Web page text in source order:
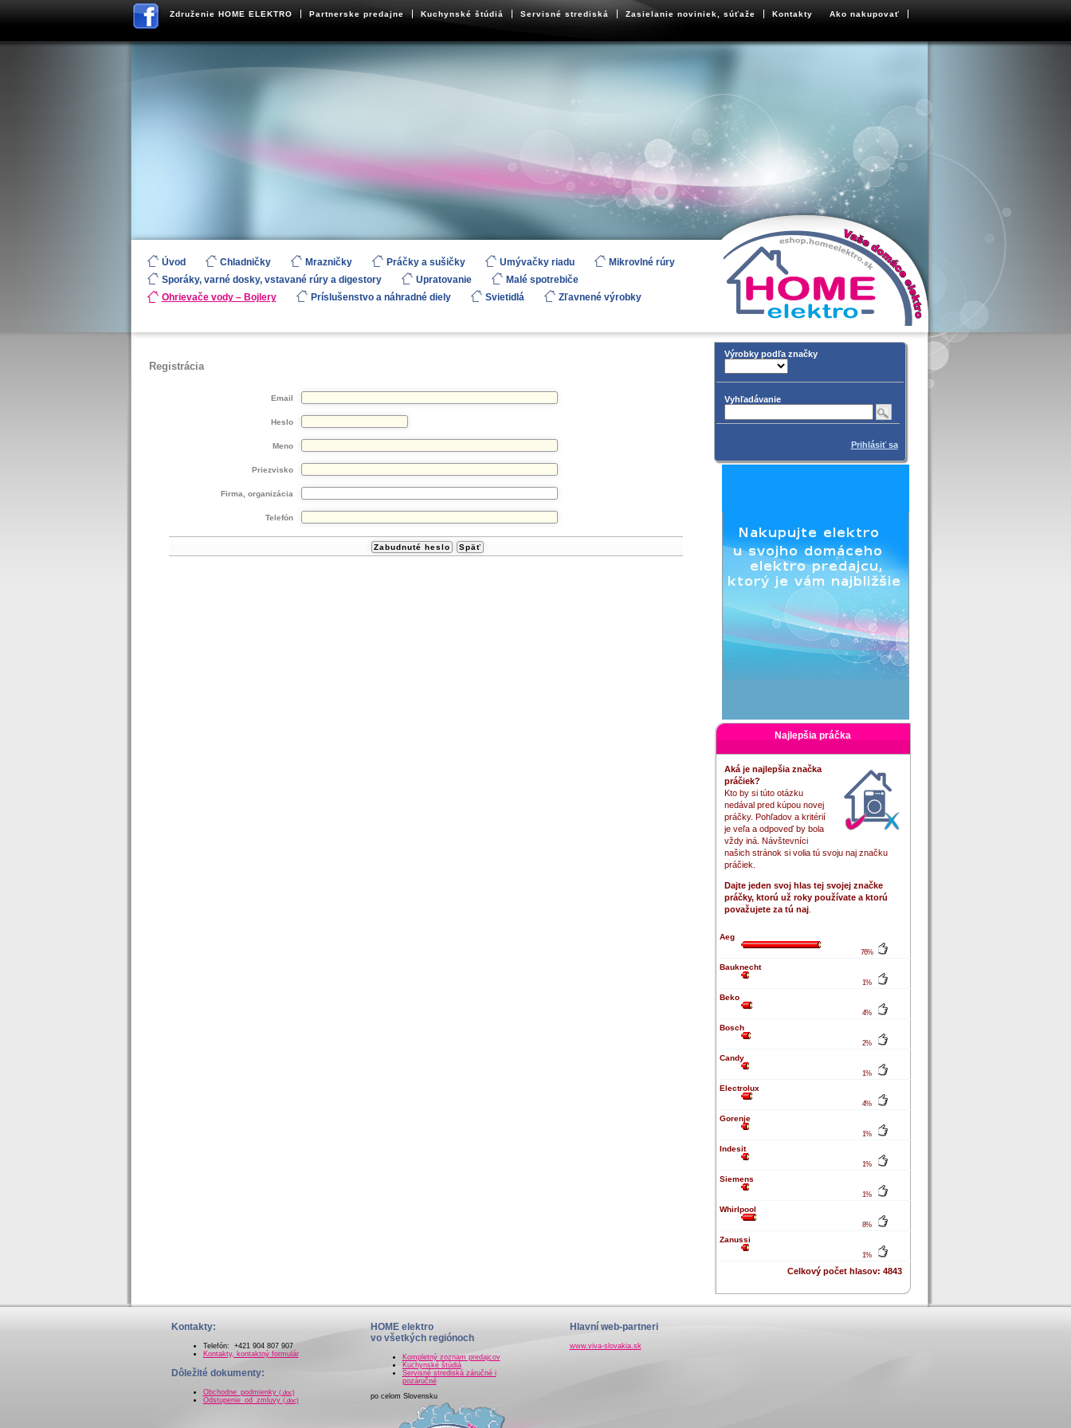
Združenie HOME ELEKTRO Partnerske predajne Kuchynské štúdiá Servisné strediská Zasielanie noviniek, súťaže Kontakty Ako nakupovať
Úvod Chladničky Mrazničky Práčky a sušičky Umývačky riadu
Mikrovlné rúry
Sporáky, varné dosky, vstavané rúry a digestory
Upratovanie
Malé spotrebiče
Ohrievače vody – Bojlery
Príslušenstvo a náhradné diely Svietidlá Zľavnené výrobky
Registrácia
Email
Heslo
Meno
Priezvisko
Firma, organizácia
Telefón
Výrobky podľa značky
Vyhľadávanie
Prihlásiť sa
Najlepšia práčka
Aká je najlepšia značka
práčiek?
Kto by si túto otázku
nedával pred kúpou novej
práčky. Pohľadov a kritérií
je veľa a odpoveď by bola
vždy iná. Návštevníci
našich stránok si volia tú svoju naj značku
práčiek.
Dajte jeden svoj hlas tej svojej značke
práčky, ktorú už roky používate a ktorú
považujete za tú naj.
Aeg
76%
Bauknecht
1%
Beko
4%
Bosch
2%
Candy
1%
Electrolux
4%
Gorenje
1%
Indesit
1%
Siemens
1%
Whirlpool
8%
Zanussi
1%
Celkový počet hlasov: 4843
Kontakty:
Telefón: +421 904 807 907
Kontakty, kontaktný formulár
Dôležité dokumenty:
Obchodne_podmienky (.doc)
Odstupenie_od_zmluvy (.doc)
HOME elektro
vo všetkých regiónoch
Kompletný zoznam predajcov
Kuchynské štúdiá
Servisné strediská záručné i
pozáručné
po celom Slovensku
Hlavní web-partneri
www.viva-slovakia.sk